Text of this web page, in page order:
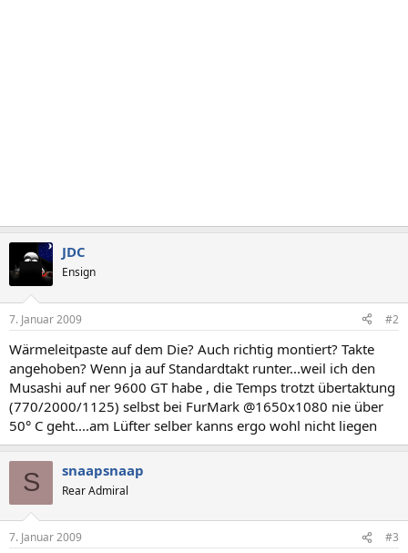
JDC
Ensign
7. Januar 2009 #2
Wärmeleitpaste auf dem Die? Auch richtig montiert? Takte
angehoben? Wenn ja auf Standardtakt runter...weil ich den
Musashi auf ner 9600 GT habe , die Temps trotzt übertaktung
(770/2000/1125) selbst bei FurMark @1650x1080 nie über
50° C geht....am Lüfter selber kanns ergo wohl nicht liegen
S snaapsnaap
Rear Admiral
7. Januar 2009 #3